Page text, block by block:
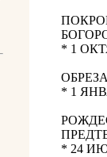
* 1
* 1
* 24